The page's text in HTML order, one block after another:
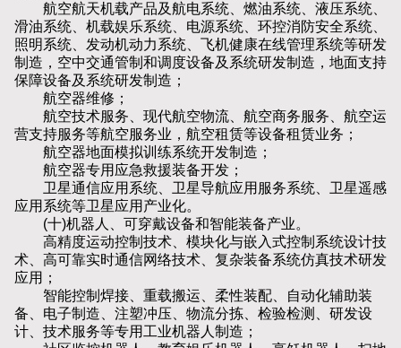
航空航天机载产品及航电系统、燃油系统、液压系统、
滑油系统、机载娱乐系统、电源系统、环控消防安全系统、
照明系统、发动机动力系统、飞机健康在线管理系统等研发
制造，空中交通管制和调度设备及系统研发制造，地面支持
保障设备及系统研发制造；
航空器维修；
航空技术服务、现代航空物流、航空商务服务、航空运
营支持服务等航空服务业，航空租赁等设备租赁业务；
航空器地面模拟训练系统开发制造；
航空器专用应急救援装备开发；
卫星通信应用系统、卫星导航应用服务系统、卫星遥感
应用系统等卫星应用产业化。
(十)机器人、可穿戴设备和智能装备产业。
高精度运动控制技术、模块化与嵌入式控制系统设计技
术、高可靠实时通信网络技术、复杂装备系统仿真技术研发
应用；
智能控制焊接、重载搬运、柔性装配、自动化辅助装
备、电子制造、注塑冲压、物流分拣、检验检测、研发设
计、技术服务等专用工业机器人制造；